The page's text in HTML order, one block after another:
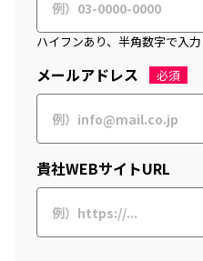
ハイフンあり、半角数字で入
メールアドレス 必須
貴社WEBサイトURL